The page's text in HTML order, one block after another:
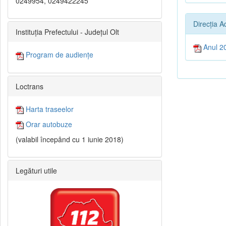
Direcția
Anul
Instituția Prefectului - Județul Olt
Program de audiențe
Loctrans
Harta traseelor
Orar autobuze
(valabil începând cu 1 iunie 2018)
Legături utile